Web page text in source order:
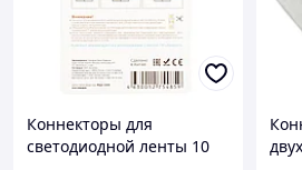
Коннекторы для
светодиодной ленты 10